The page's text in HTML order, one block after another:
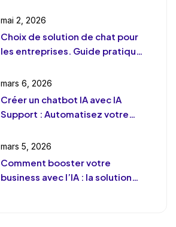
mai 2, 2026
Choix de solution de chat pour
les entreprises. Guide pratique
mars 6, 2026
Créer un chatbot IA avec IA
Support : Automatisez votre
déshumaniser)
mars 5, 2026
Comment booster votre
business avec l’IA : la solution